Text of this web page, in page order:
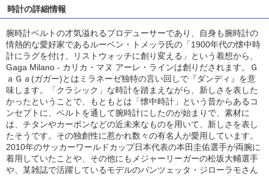
時計の詳細情報
腕時計ベルトの才気溢れるプロデューサーであり、自身も腕時計の
情熱的な愛好家であるルーベン・トメッラ氏の「1900年代の懐中時
計にラグを付け、リストウォッチに創り変える」という着想から、
Gaga Milano - カリカ・マヌ アーレ・ラインは創りだされます。Ｇ
ａＧａ(ガガー)とはミラネーゼ独特の言い回しで『ダンディ』を意
味します。「クラシック」な時計を踏まえながら、新しさを表した
かったということで、もともとは「懐中時計」という昔からあるコ
ンセプトに、ベルトを通して腕時計にしたのが始まりで、素材に
は、チタンやカーボンなどの近未来なものを用いて、新しさを表し
たそうです。その独創性に惹かれ数々の有名人が愛用しています。
2010年のサッカーワールドカップ日本代表の本田圭佑選手が両腕に
着用していたことや、その他にもメジャーリーガーの松坂大輔選手
や、某雑誌で活躍しているモデルのパンツェッタ・ジローラモさん